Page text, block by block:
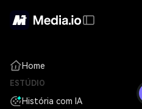
Home
ESTÚDIO
História com IA